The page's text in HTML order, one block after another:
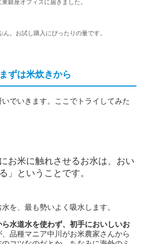
銀座オフィスに届きました。
。お試し購入にぴったりの量です。
ずは米炊きから
でいきます。ここでトライしてみた
お米に触れさせるお水は、おい
」ということです。
を、最も勢いよく吸水します。
水道水を使わず、初手においしいお
、品種マニア中川がお米農家さんから